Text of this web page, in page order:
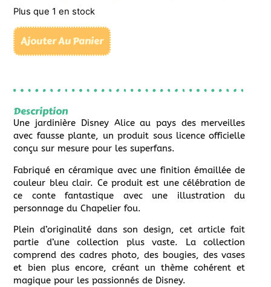
Plus que 1 en stock
Ajouter Au Panier
Description
Une jardinière Disney Alice au pays des merveilles
avec fausse plante, un produit sous licence officielle
conçu sur mesure pour les superfans.
Fabriqué en céramique avec une finition émaillée de
couleur bleu clair. Ce produit est une célébration de
ce conte fantastique avec une illustration du
personnage du Chapelier fou.
Plein d’originalité dans son design, cet article fait
partie d’une collection plus vaste. La collection
comprend des cadres photo, des bougies, des vases
et bien plus encore, créant un thème cohérent et
magique pour les passionnés de Disney.